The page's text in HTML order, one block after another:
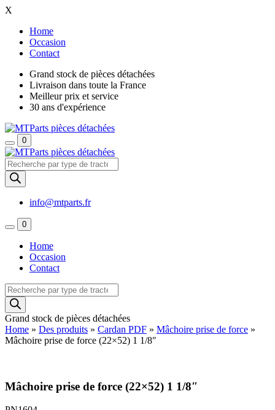
X
Home
Occasion
Contact
Grand stock de pièces détachées
Livraison dans toute la France
Meilleur prix et service
30 ans d'expérience
0
Recherche
de
produits
info@mtparts.fr
0
Home
Occasion
Contact
Recherche
de
produits
Grand stock de pièces détachées
Home » Des produits » Cardan PDF » Mâchoire prise de force »
Mâchoire prise de force (22×52) 1 1/8″
Mâchoire prise de force (22×52) 1 1/8″